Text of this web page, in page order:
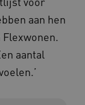
aan hen
aantal